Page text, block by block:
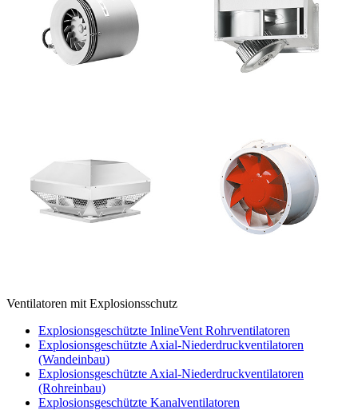
Ventilatoren mit Explosionsschutz
Explosionsgeschützte InlineVent Rohrventilatoren
Explosionsgeschützte Axial-Niederdruckventilatoren
(Wandeinbau)
Explosionsgeschützte Axial-Niederdruckventilatoren
(Rohreinbau)
Explosionsgeschützte Kanalventilatoren